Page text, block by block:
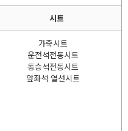
시트
가죽시트
운전석전동시트
동승석전동시트
앞좌석 열선시트